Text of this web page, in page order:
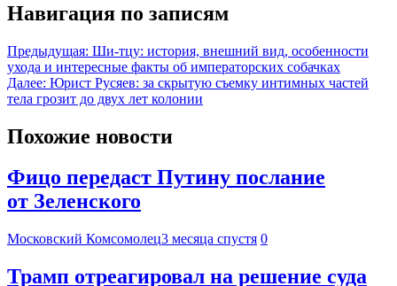
Навигация по записям
Предыдущая: Ши-тцу: история, внешний вид, особенности
ухода и интересные факты об императорских собачках
Далее: Юрист Русяев: за скрытую съемку интимных частей
тела грозит до двух лет колонии
Похожие новости
Фицо передаст Путину послание
от Зеленского
Московский Комсомолец3 месяца спустя 0
Трамп отреагировал на решение суда